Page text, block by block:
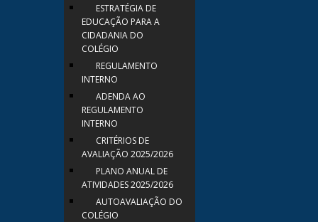
ESTRATÉGIA DE
EDUCAÇÃO PARA A
CIDADANIA DO
COLÉGIO
REGULAMENTO
INTERNO
ADENDA AO
REGULAMENTO
INTERNO
CRITÉRIOS DE
AVALIAÇÃO 2025/2026
PLANO ANUAL DE
ATIVIDADES 2025/2026
AUTOAVALIAÇÃO DO
COLÉGIO